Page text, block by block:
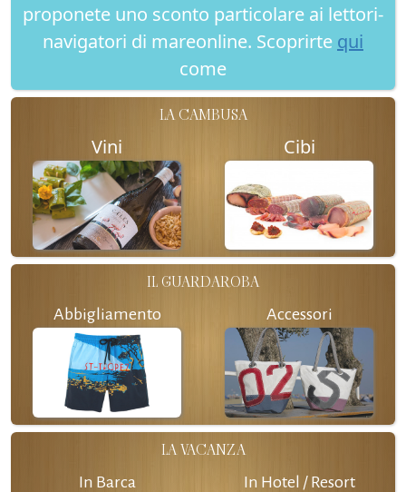
proponete uno sconto particolare ai lettori-
navigatori di mareonline. Scoprirte qui
come
LA CAMBUSA
Vini Cibi
IL GUARDAROBA
Abbigliamento Accessori
LA VACANZA
In Barca In Hotel / Resort